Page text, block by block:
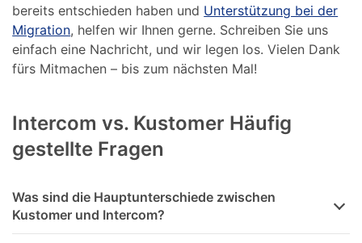
bereits entschieden haben und Unterstützung bei der
Migration, helfen wir Ihnen gerne. Schreiben Sie uns
einfach eine Nachricht, und wir legen los. Vielen Dank
fürs Mitmachen – bis zum nächsten Mal!
Intercom vs. Kustomer Häufig
gestellte Fragen
Was sind die Hauptunterschiede zwischen
Kustomer und Intercom?